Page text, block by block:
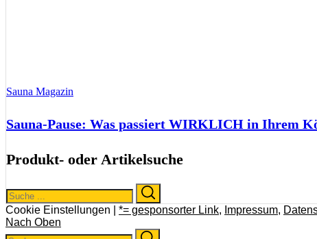
Sauna Magazin
Sauna-Pause: Was passiert WIRKLICH in Ihrem
Produkt- oder Artikelsuche
Search
for:
Cookie Einstellungen | *= gesponsorter Link, Impressum,
Nach Oben
Search